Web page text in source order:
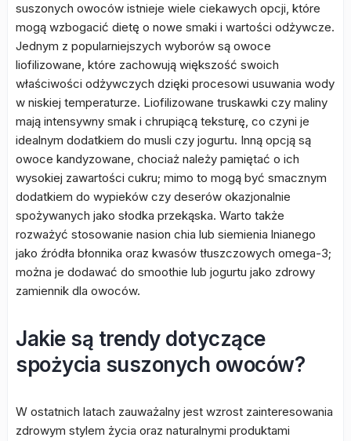
suszonych owoców istnieje wiele ciekawych opcji, które
mogą wzbogacić dietę o nowe smaki i wartości odżywcze.
Jednym z popularniejszych wyborów są owoce
liofilizowane, które zachowują większość swoich
właściwości odżywczych dzięki procesowi usuwania wody
w niskiej temperaturze. Liofilizowane truskawki czy maliny
mają intensywny smak i chrupiącą teksturę, co czyni je
idealnym dodatkiem do musli czy jogurtu. Inną opcją są
owoce kandyzowane, chociaż należy pamiętać o ich
wysokiej zawartości cukru; mimo to mogą być smacznym
dodatkiem do wypieków czy deserów okazjonalnie
spożywanych jako słodka przekąska. Warto także
rozważyć stosowanie nasion chia lub siemienia lnianego
jako źródła błonnika oraz kwasów tłuszczowych omega-3;
można je dodawać do smoothie lub jogurtu jako zdrowy
zamiennik dla owoców.
Jakie są trendy dotyczące
spożycia suszonych owoców?
W ostatnich latach zauważalny jest wzrost zainteresowania
zdrowym stylem życia oraz naturalnymi produktami